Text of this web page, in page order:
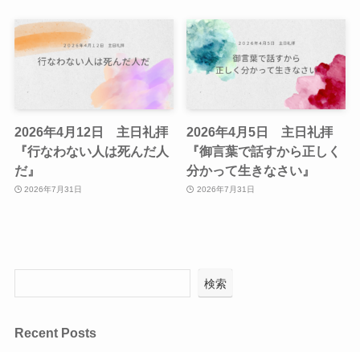
2026年4月12日 主日礼拝
『行なわない人は死んだ人
だ』
2026年7月31日
2026年4月5日 主日礼拝
『御言葉で話すから正しく
分かって生きなさい』
2026年7月31日
検索
Recent Posts